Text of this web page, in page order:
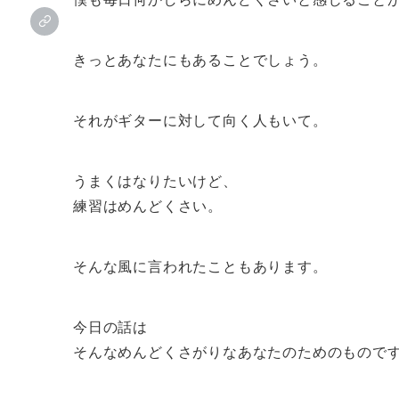
きっとあなたにもあることでしょう。
それがギターに対して向く人もいて。
うまくはなりたいけど、
練習はめんどくさい。
そんな風に言われたこともあります。
今日の話は
そんなめんどくさがりなあなたのためのもので